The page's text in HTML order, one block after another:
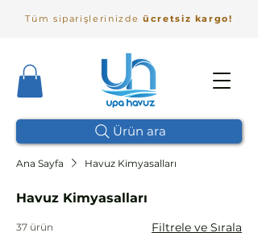
Tüm siparişlerinizde ücretsiz kargo!
Ürün ara
Ana Sayfa Havuz Kimyasalları
Havuz Kimyasalları
37 ürün Filtrele ve Sırala